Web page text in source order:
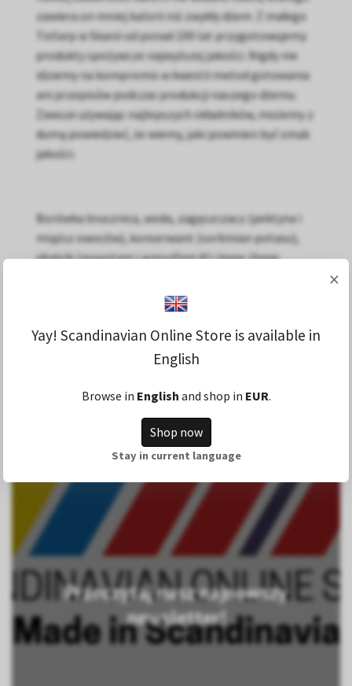
Przeczytaj nasz najnowszy
newsletter!
zawiera on mniej kalorii niż zwykły dżem. Z małego
Tollarp w Skanii od ponad 100 lat przygotowujemy
produkty spożywcze najwyższej jakości. Nigdy nie
idziemy na kompromis w kwestii metod gotowania
ani przepisów podczas produkcji naszego dżemu.
Zawsze używając najlepszych składników, możemy z
dumą powiedzieć, że wiemy, jaki powinien być smak
jakości.
Borówka brusznica, woda, zagęszczacz (pektyna i
miąższ owoców), konserwant (sorbinian potasu),
słodzik (aspartam i acesulfam K) i kwas (kwas
dżemu zawiera 50 g borówki brusznicy.
×
Yay! Scandinavian Online Store is available in
English
Browse in English and shop in EUR.
Shop now
Stay in current language